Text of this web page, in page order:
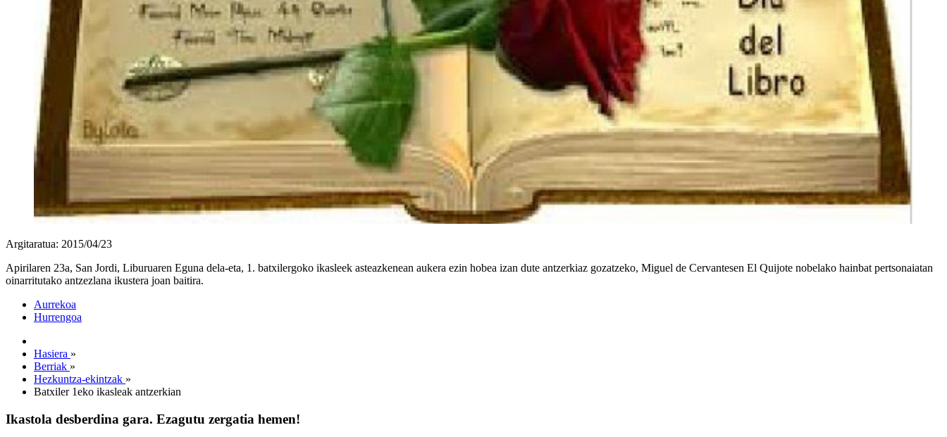
Argitaratua: 2015/04/23
Apirilaren 23a, San Jordi, Liburuaren Eguna dela-eta, 1. batxilergoko ikasleek asteazkenean aukera ezin hobea izan dute antzerkiaz gozatzeko, Miguel de Cervantesen El Quijote nobelako hainbat pertsonaiatan
oinarritutako antzezlana ikustera joan baitira.
Aurrekoa
Hurrengoa
Hasiera »
Berriak »
Hezkuntza-ekintzak »
Batxiler 1eko ikasleak antzerkian
Ikastola desberdina gara. Ezagutu zergatia hemen!